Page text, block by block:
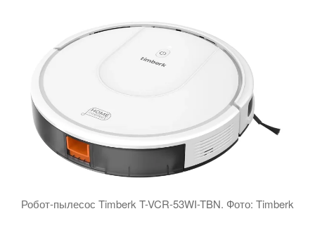
Робот-пылесос Timberk T-VCR-53WI-TBN. Фото: Timberk